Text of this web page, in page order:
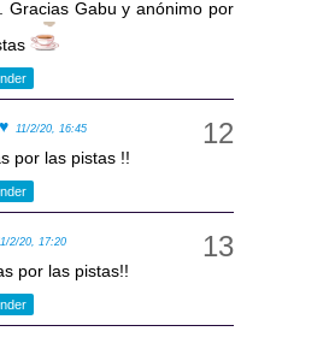
Gracias Gabu y anónimo por
11/2/20, 16:45
por las pistas !!
2/20, 17:20
por las pistas!!